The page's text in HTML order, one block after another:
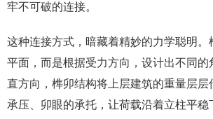
牢不可破的连接。
这种连接方式，暗藏着精妙的力学聪明。
平面，而是根据受力方向，设计出不同的
直方向，榫卯结构将上层建筑的重量层层
承压、卯眼的承托，让荷载沿着立柱平稳